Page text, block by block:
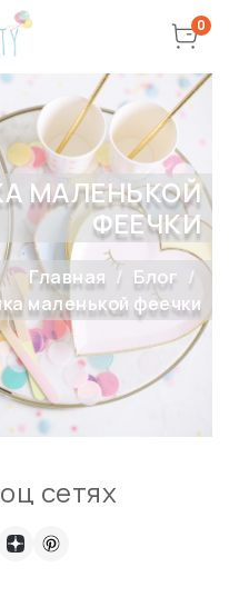
0
МАЛЕНЬКОЙ
ФЕЕЧКИ
Главная
Блог
маленькой феечки
сетях